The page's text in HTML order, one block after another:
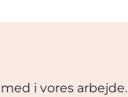
i vores arbejde.